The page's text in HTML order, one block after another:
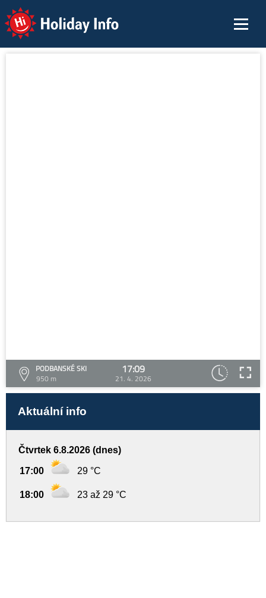
Holiday Info
PODBANSKÉ SKI
950 m
17:09
21. 4. 2026
Aktuální info
Čtvrtek 6.8.2026 (dnes)
17:00 29 °C
18:00 23 až 29 °C